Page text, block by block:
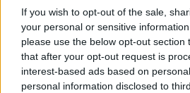
If you wish to opt-out of the sale,
your personal or sensitive
please use the below opt-out
that after your opt-out request is
interest-based ads based on
personal information disclosed to
długo. – Lato nie odpuszcza, choć
przeplatały się z chłodniejszymi –
Zero.pl Przemysław Makarewicz z
Gospodarki Wodnej.